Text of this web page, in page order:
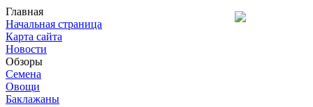
Главная
Начальная страница
Карта сайта
Новости
Обзоры
Семена
Овощи
Баклажаны